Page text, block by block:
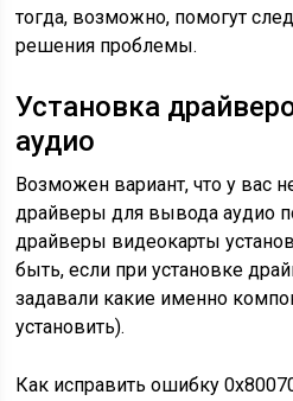
тогда, возможно, помогут
решения проблемы.
Установка
аудио
Возможен вариант, что у вас
драйверы для вывода аудио
драйверы видеокарты
быть, если при установке
задавали какие именно
установить).
Как исправить ошибку